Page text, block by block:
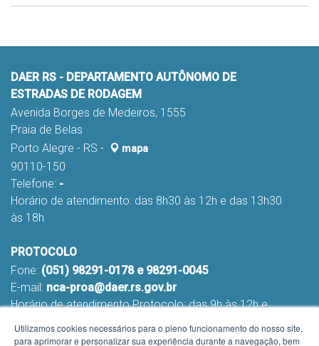
DAER RS - DEPARTAMENTO AUTÔNOMO DE
ESTRADAS DE RODAGEM
Avenida Borges de Medeiros, 1555
Praia de Belas
Porto Alegre - RS -
mapa
90110-150
Telefone: -
Horário de atendimento: das 8h30 às 12h e das 13h30
às 18h
PROTOCOLO
Fone: (051) 98291-0178 e 98291-0045
E-mail: nca-proa@daer.rs.gov.br
Horário de atendimento Protocolo: das 9h às 12h e
Utilizamos cookies necessários para o pleno funcionamento do nosso site,
para aprimorar e personalizar sua experiência durante a navegação, bem